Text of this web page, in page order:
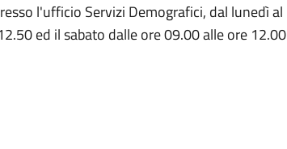
l'ufficio Servizi Demografici, dal lunedì al
ed il sabato dalle ore 09.00 alle ore 12.00